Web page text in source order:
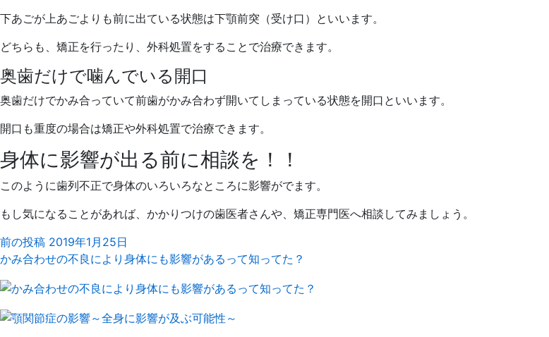
下あごが上あごよりも前に出ている状態は下顎前突（受け口）といいます。
どちらも、矯正を行ったり、外科処置をすることで治療できます。
奥歯だけで噛んでいる開口
奥歯だけでかみ合っていて前歯がかみ合わず開いてしまっている状態を開口といいます。
開口も重度の場合は矯正や外科処置で治療できます。
身体に影響が出る前に相談を！！
このように歯列不正で身体のいろいろなところに影響がでます。
もし気になることがあれば、かかりつけの歯医者さんや、矯正専門医へ相談してみましょう。
前の投稿 2019年1月25日
かみ合わせの不良により身体にも影響があるって知ってた？